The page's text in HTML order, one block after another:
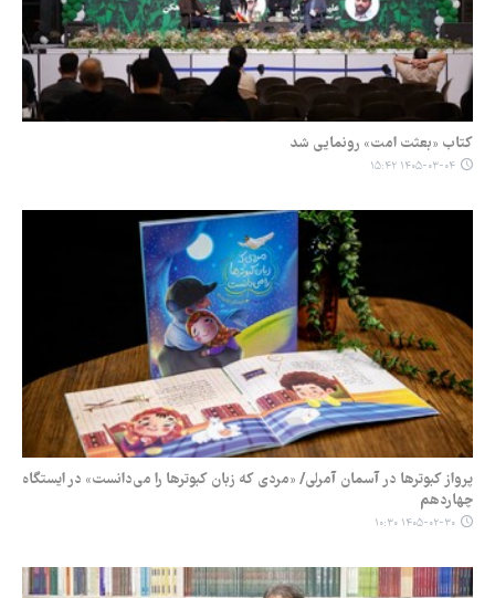
کتاب «بعثت امت» رونمایی شد
۱۴۰۵-۰۳-۰۴ ۱۵:۴۲
پرواز کبوترها در آسمان آمرلی/ «مردی که زبان کبوترها را می‌دانست» در ایستگاه
چهاردهم
۱۴۰۵-۰۲-۳۰ ۱۰:۳۰